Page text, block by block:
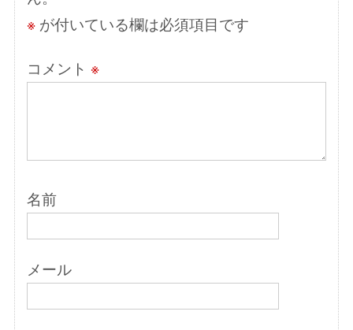
ン
※が付いている欄は必須項目です
コメント ※
名前
メール